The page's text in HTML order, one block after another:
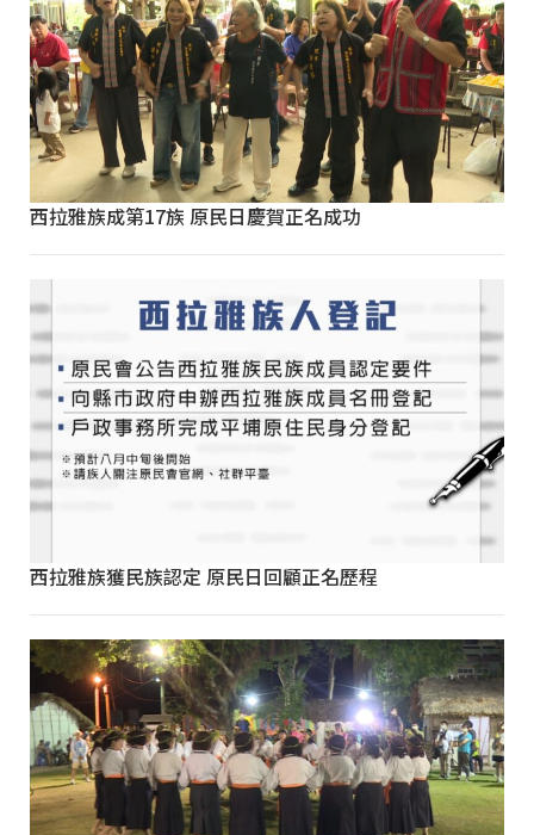
西拉雅族成第17族 原民日慶賀正名成功
西拉雅族獲民族認定 原民日回顧正名歷程